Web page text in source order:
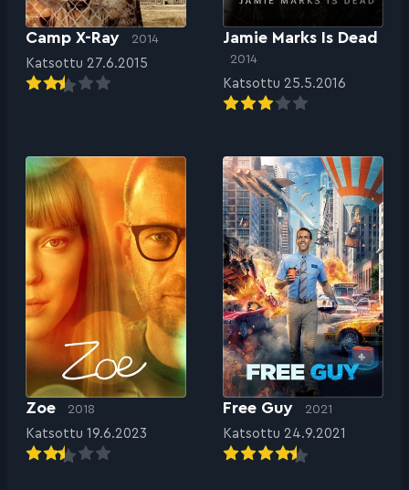
Camp X-Ray 2014
Katsottu 27.6.2015
Jamie Marks Is Dead
2014
Katsottu 25.5.2016
Zoe 2018
Katsottu 19.6.2023
Free Guy 2021
Katsottu 24.9.2021